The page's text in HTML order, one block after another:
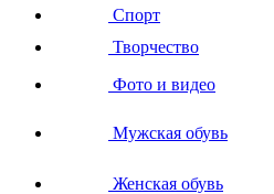
Спорт
Творчество
Фото и видео
Мужская обувь
Женская обувь